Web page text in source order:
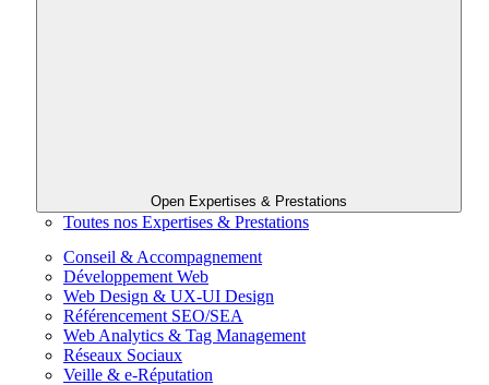
Open Expertises & Prestations
Toutes nos Expertises & Prestations
Conseil & Accompagnement
Développement Web
Web Design & UX-UI Design
Référencement SEO/SEA
Web Analytics & Tag Management
Réseaux Sociaux
Veille & e-Réputation